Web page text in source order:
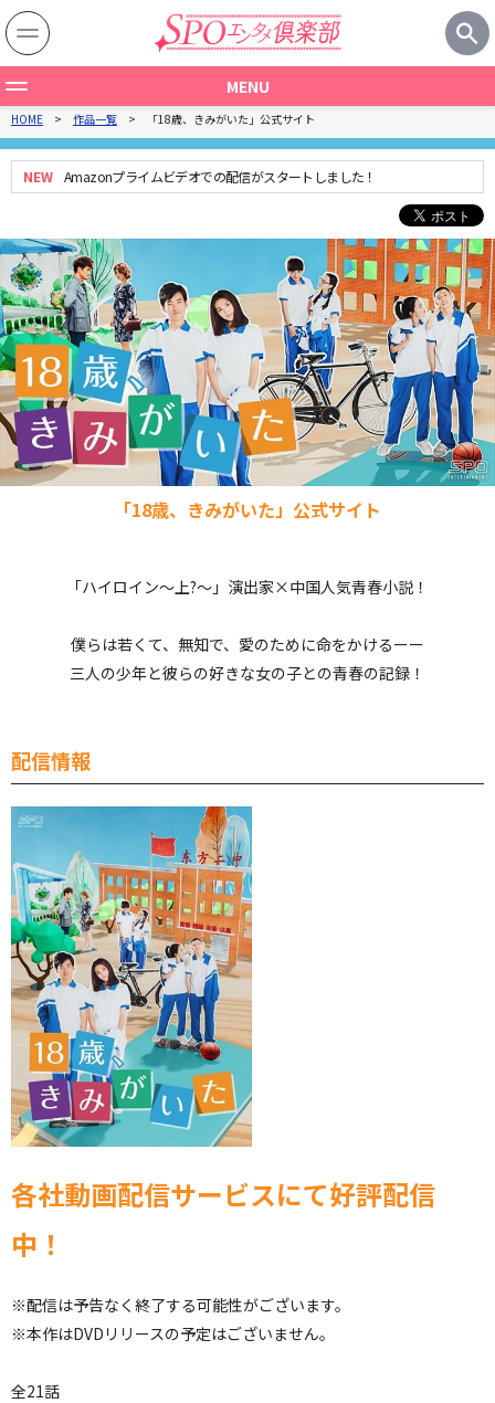
MENU
一覧
国から探す
記事
一覧
HOME 作品一覧 「18歳、きみがいた」公式サイト
NEW Amazonプライムビデオでの配信がスタートしました！
「18歳、きみがいた」公式サイト
「ハイロイン～上?～」演出家×中国人気青春小説！
僕らは若くて、無知で、愛のために命をかけるーー
三人の少年と彼らの好きな女の子との青春の記録！
配信情報
各社動画配信サービスにて好評配信
中！
※配信は予告なく終了する可能性がございます。
※本作はDVDリリースの予定はございません。
全21話